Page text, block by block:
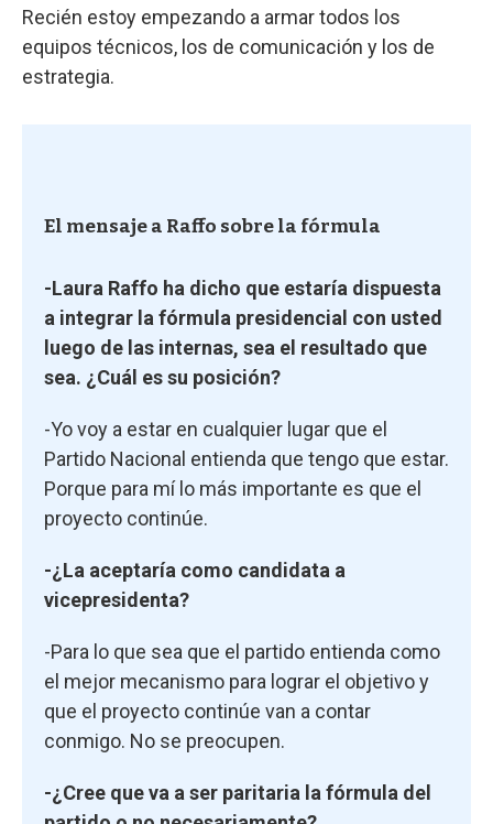
Recién estoy empezando a armar todos los
equipos técnicos, los de comunicación y los de
estrategia.
El mensaje a Raffo sobre la fórmula
-Laura Raffo ha dicho que estaría dispuesta
a integrar la fórmula presidencial con usted
luego de las internas, sea el resultado que
sea. ¿Cuál es su posición?
-Yo voy a estar en cualquier lugar que el
Partido Nacional entienda que tengo que estar.
Porque para mí lo más importante es que el
proyecto continúe.
-¿La aceptaría como candidata a
vicepresidenta?
-Para lo que sea que el partido entienda como
el mejor mecanismo para lograr el objetivo y
que el proyecto continúe van a contar
conmigo. No se preocupen.
-¿Cree que va a ser paritaria la fórmula del